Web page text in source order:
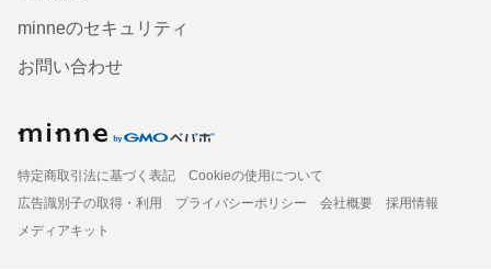
minneのセキュリティ
お問い合わせ
特定商取引法に基づく表記
Cookieの使用について
広告識別子の取得・利用
プライバシーポリシー 会社概要
採用情報
メディアキット